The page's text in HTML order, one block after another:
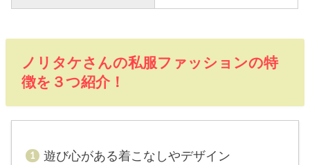
ノリタケさんの私服ファッションの特
徴を３つ紹介！
遊び心がある着こなしやデザイン